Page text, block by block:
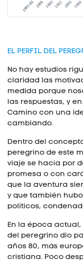
EL PERFIL DEL
No hay estudios
claridad las
medida porque
las respuestas, y
Camino con una
cambiando.
Dentro del
peregrino de este
viaje se hacía por
promesa o con
que la aventura
y que también
políticos,
En la época
del peregrino dio
años 80, más
cristiana. Poco